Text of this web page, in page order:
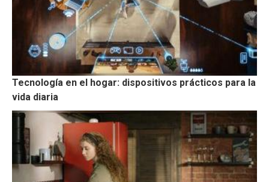
Tecnología en el hogar: dispositivos prácticos para la
vida diaria